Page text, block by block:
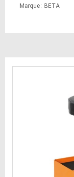
Marque : BETA